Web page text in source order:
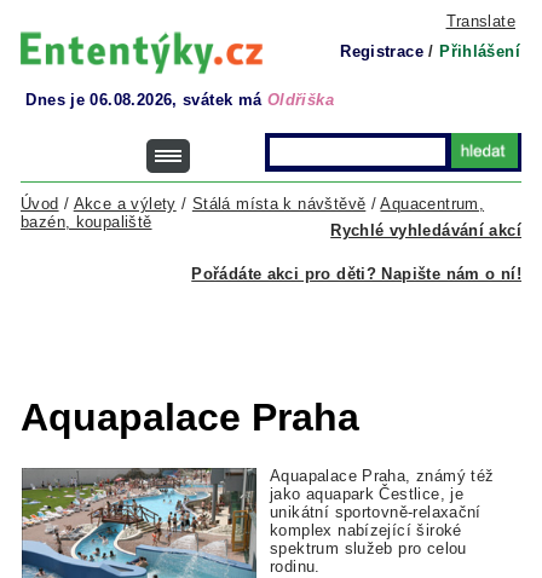
Translate
Registrace / Přihlášení
Dnes je 06.08.2026, svátek má Oldřiška
Rychlé vyhledávání akcí
Úvod / Akce a výlety / Stálá místa k návštěvě /Aquacentrum,
bazén, koupaliště
Pořádáte akci pro děti? Napište nám o ní!
Aquapalace Praha
Aquapalace Praha, známý též
jako aquapark Čestlice, je
unikátní sportovně-relaxační
komplex nabízející široké
spektrum služeb pro celou
rodinu.